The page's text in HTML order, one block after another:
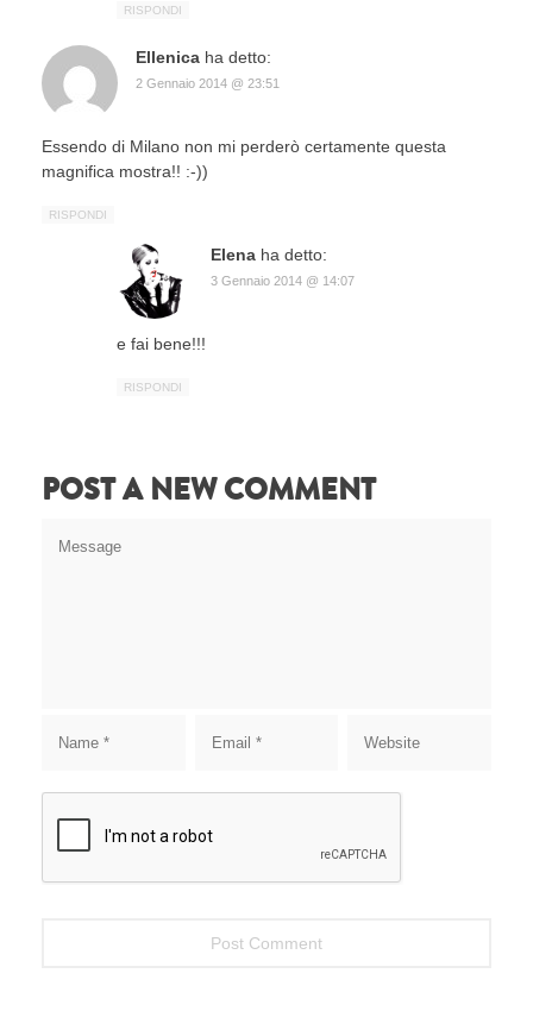
RISPONDI
Ellenica ha detto:
2 Gennaio 2014 @ 23:51
Essendo di Milano non mi perderò certamente questa
magnifica mostra!! :-))
RISPONDI
Elena ha detto:
3 Gennaio 2014 @ 14:07
e fai bene!!!
RISPONDI
POST A NEW COMMENT